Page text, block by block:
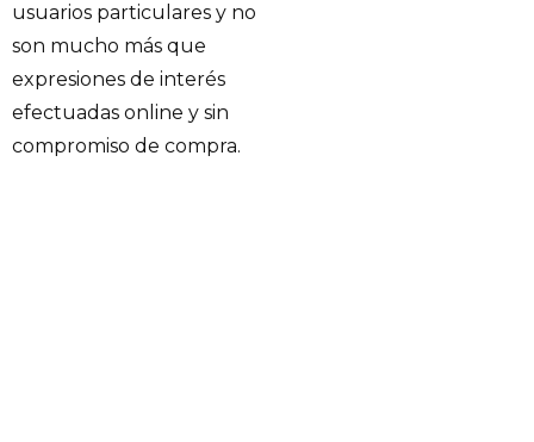
usuarios particulares y no
son mucho más que
expresiones de interés
efectuadas online y sin
compromiso de compra.